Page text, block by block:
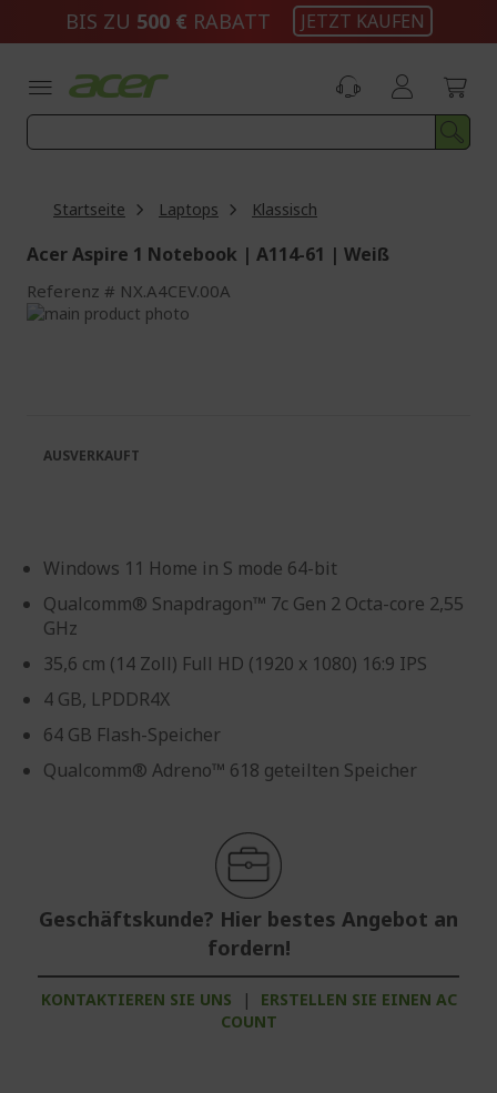
BIS ZU 500 € RABATT JETZT KAUFEN
Startseite Laptops Klassisch
Acer Aspire 1 Notebook | A114-61 | Weiß
Referenz NX.A4CEV.00A
Zum
Windows 11 Home in S mode 64-bit
Qualcomm® Snapdragon™ 7c Gen 2 Octa-core 2,55
GHz
35,6 cm (14 Zoll) Full HD (1920 x 1080) 16:9 IPS
4 GB, LPDDR4X
64 GB Flash-Speicher
Qualcomm® Adreno™ 618 geteilten Speicher
Geschäftskunde? Hier bestes Angebot an
fordern!
KONTAKTIEREN SIE UNS |
ERSTELLEN SIE EINEN AC
COUNT
AUSVERKAUFT